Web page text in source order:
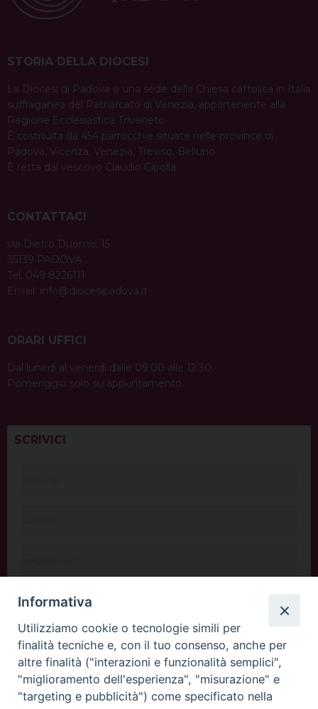
STORIA DELLA DIOCESI
La Diocesi di Padova è una sede della Chiesa cattolica in Italia
suffraganea del Patriarcato di Venezia, appartenente alla
Regione Ecclesiastica Triveneto.
È costituita da 454 parrocchie situate nelle province di
Padova, Vicenza, Venezia, Treviso, Belluno.
È retta dal vescovo Claudio Cipolla.
CONTATTACI
via Dietro Duomo, 15
35139 PADOVA
Tel. 049 8226111
Email: info@diocesipadova.it
ORARI UFFICI
Dal lunedì al venerdì dalle 09:00 alle 12:30.
Pomeriggio solo su appuntamento.
SCRIVICI
Informativa
Utilizziamo cookie o tecnologie simili per
finalità tecniche e, con il tuo consenso, anche per
altre finalità ("interazioni e funzionalità semplici",
"miglioramento dell'esperienza", "misurazione" e
"targeting e pubblicità") come specificato nella